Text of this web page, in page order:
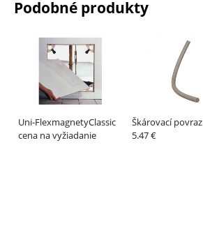
Podobné produkty
Uni-FlexmagnetyClassic
cena na vyžiadanie
Škárovací povraz
5.47 €